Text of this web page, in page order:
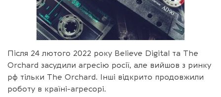
Після 24 лютого 2022 року Believe Digital та The
Orchard засудили агресію росії, але вийшов з ринку
рф тільки The Orchard. Інші відкрито продовжили
роботу в країні-агресорі.